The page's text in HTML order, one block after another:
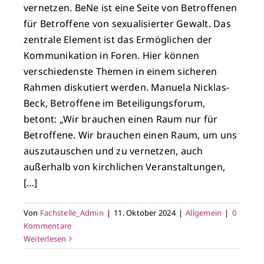
vernetzen. BeNe ist eine Seite von Betroffenen
für Betroffene von sexualisierter Gewalt. Das
zentrale Element ist das Ermöglichen der
Kommunikation in Foren. Hier können
verschiedenste Themen in einem sicheren
Rahmen diskutiert werden. Manuela Nicklas-
Beck, Betroffene im Beteiligungsforum,
betont: „Wir brauchen einen Raum nur für
Betroffene. Wir brauchen einen Raum, um uns
auszutauschen und zu vernetzen, auch
außerhalb von kirchlichen Veranstaltungen,
[...]
Von Fachstelle_Admin | 11. Oktober 2024 | Allgemein | 0
Kommentare
Weiterlesen